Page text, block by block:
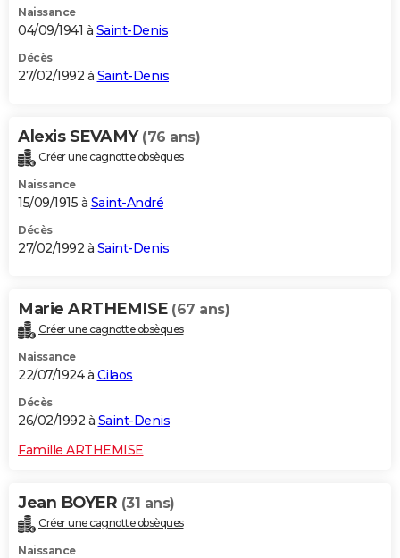
Naissance
04/09/1941 à Saint-Denis
Décès
27/02/1992 à Saint-Denis
Alexis SEVAMY (76 ans)
Créer une cagnotte obsèques
Naissance
15/09/1915 à Saint-André
Décès
27/02/1992 à Saint-Denis
Marie ARTHEMISE (67 ans)
Créer une cagnotte obsèques
Naissance
22/07/1924 à Cilaos
Décès
26/02/1992 à Saint-Denis
Famille ARTHEMISE
Jean BOYER (31 ans)
Créer une cagnotte obsèques
Naissance